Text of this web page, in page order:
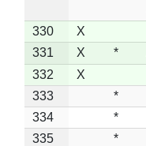
330
X
331
X *
332
X
333
*
334
*
335
*